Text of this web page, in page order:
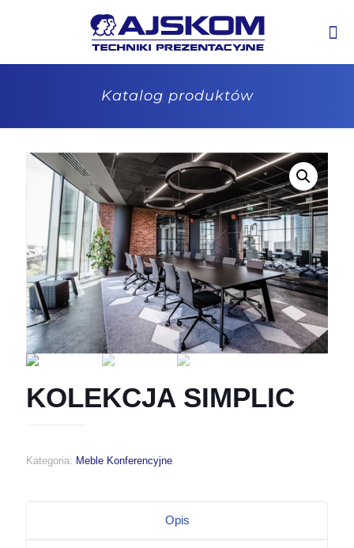
Katalog produktów
KOLEKCJA SIMPLIC
Kategoria: Meble Konferencyjne
Opis